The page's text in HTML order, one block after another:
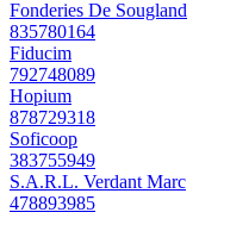
Fonderies De Sougland
835780164
Fiducim
792748089
Hopium
878729318
Soficoop
383755949
S.A.R.L. Verdant Marc
478893985